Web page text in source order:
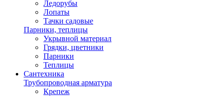
Ледорубы
Лопаты
Тачки садовые
Парники, теплицы
Укрывной материал
Грядки, цветники
Парники
Теплицы
Сантехника
Трубопроводная арматура
Крепеж